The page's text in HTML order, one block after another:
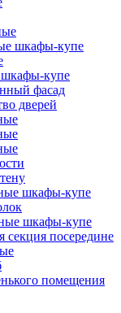
шкафы-купе
купе
фасад
дверей
шкафы-купе
шкафы-купе
секция посередине
помещения